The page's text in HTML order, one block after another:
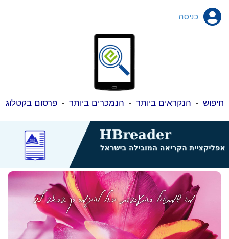
כניסה
חיפוש - הנקראים ביותר - הנמכרים ביותר -פרסום בקטלוג